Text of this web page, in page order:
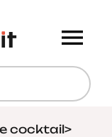
cocktail>